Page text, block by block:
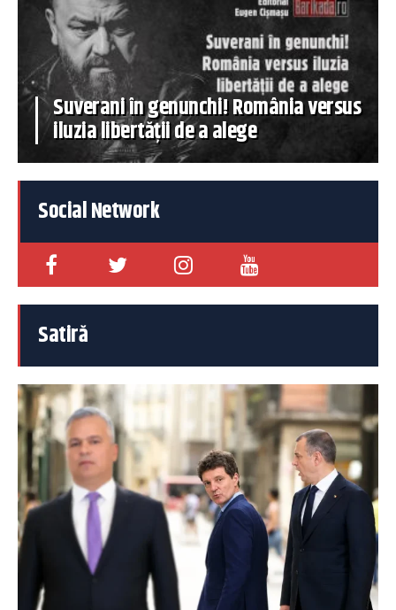
Suverani în genunchi! România versus
iluzia libertății de a alege
Social Network
Satiră